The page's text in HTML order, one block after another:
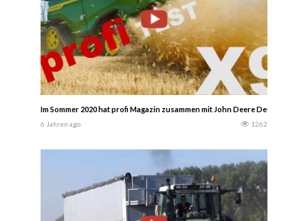
Im Sommer 2020 hat profi Magazin zusammen mit John Deere
6 Jahren ago 1262